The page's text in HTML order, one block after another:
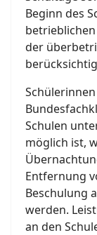
Beginn des
der
Schulen
möglich ist,
Entfernung
Beschulung
werden.
an den